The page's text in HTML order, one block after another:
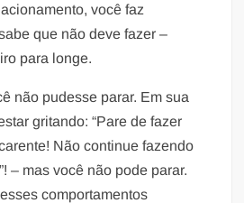
você faz
que não deve fazer –
para longe.
não pudesse parar. Em sua
gritando: “Pare de fazer
Não continue fazendo
– mas você não pode parar.
comportamentos